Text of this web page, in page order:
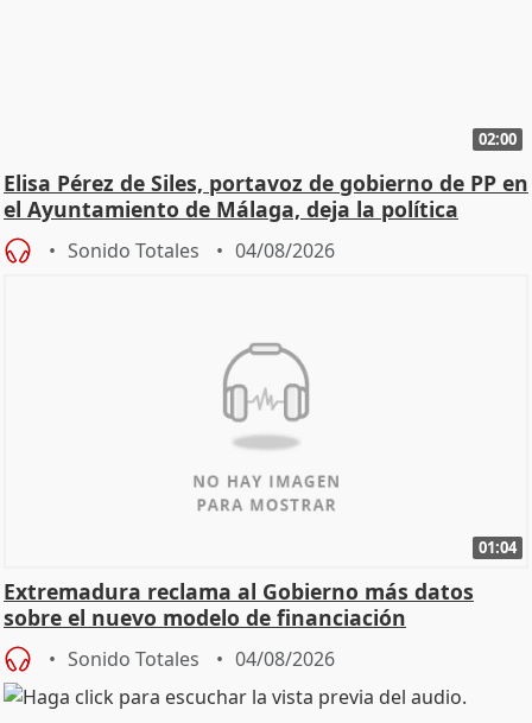
02:00
Elisa Pérez de Siles, portavoz de gobierno de PP en
el Ayuntamiento de Málaga, deja la política
Sonido Totales 04/08/2026
01:04
Extremadura reclama al Gobierno más datos
sobre el nuevo modelo de financiación
Sonido Totales 04/08/2026